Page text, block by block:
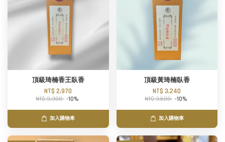
頂級琦楠香王臥香
NT$ 2,970
NT$ 3,300 -10%
加入購物車
頂級黃琦楠臥香
NT$ 3,240
NT$ 3,600 -10%
加入購物車